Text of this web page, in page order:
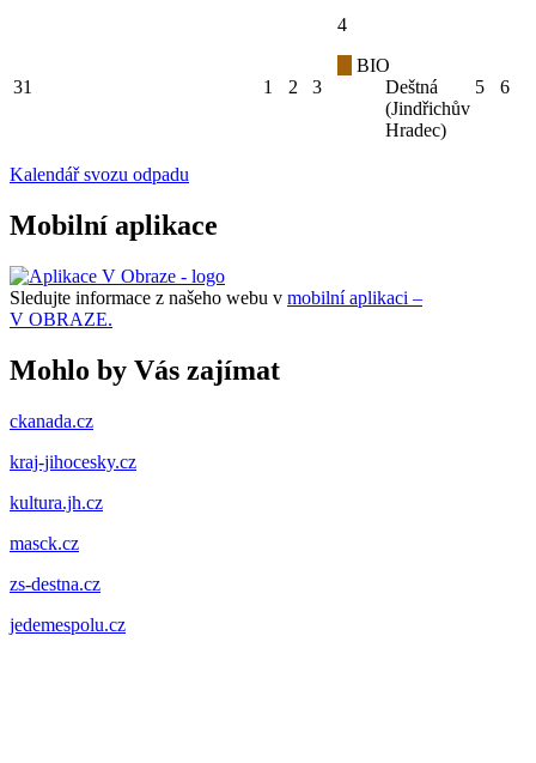
31 1 2 3
4
BIO
Deštná
(Jindřichův
Hradec)
5 6
Kalendář svozu odpadu
Mobilní aplikace
Sledujte informace z našeho webu v mobilní aplikaci –
V OBRAZE.
Mohlo by Vás zajímat
ckanada.cz
kraj-jihocesky.cz
kultura.jh.cz
masck.cz
zs-destna.cz
jedemespolu.cz